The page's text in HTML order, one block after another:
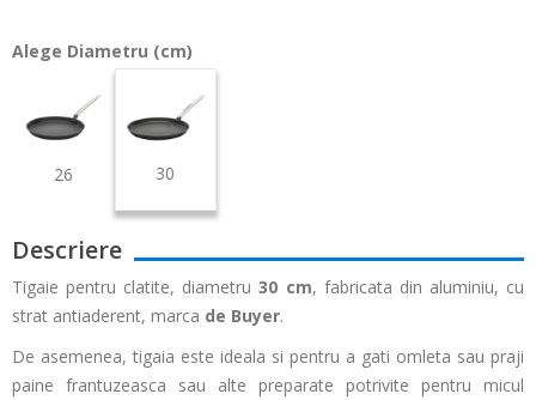
Alege Diametru (cm)
26 30
Descriere
Tigaie pentru clatite, diametru30 cm, fabricata din aluminiu, cu
strat antiaderent, marca de Buyer.
De asemenea, tigaia este ideala si pentru a gati omleta sau praji
paine frantuzeasca sau alte preparate potrivite pentru micul